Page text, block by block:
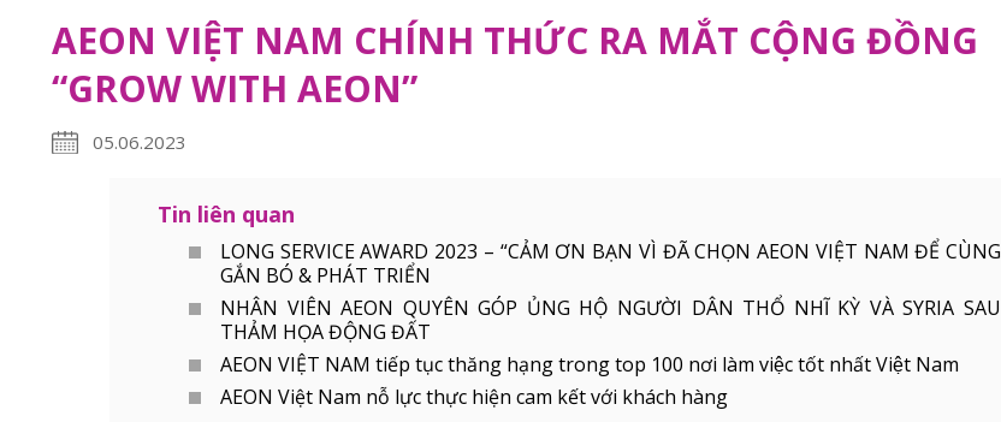
AEON VIỆT NAM CHÍNH THỨC RA MẮT CỘNG ĐỒNG
“GROW WITH AEON”
05.06.2023
Tin liên quan
LONG SERVICE AWARD 2023 – “CẢM ƠN BẠN VÌ ĐÃ CHỌN AEON VIỆT NAM ĐỂ CÙNG
GẮN BÓ & PHÁT TRIỂN
NHÂN VIÊN AEON QUYÊN GÓP ỦNG HỘ NGƯỜI DÂN THỔ NHĨ KỲ VÀ SYRIA SAU
THẢM HỌA ĐỘNG ĐẤT
AEON VIỆT NAM tiếp tục thăng hạng trong top 100 nơi làm việc tốt nhất Việt Nam
AEON Việt Nam nỗ lực thực hiện cam kết với khách hàng